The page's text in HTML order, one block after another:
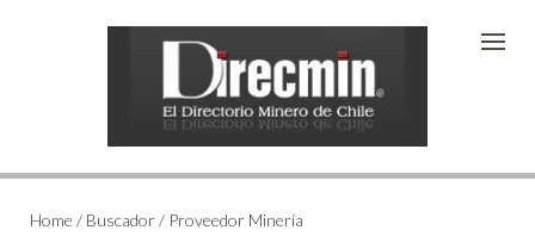
Home / Buscador / Proveedor Minería